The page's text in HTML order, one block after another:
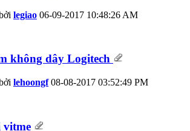
legiao 06-09-2017 10:48:26 AM
không dây Logitech
lehoongf08-08-2017 03:52:49 PM
vitme